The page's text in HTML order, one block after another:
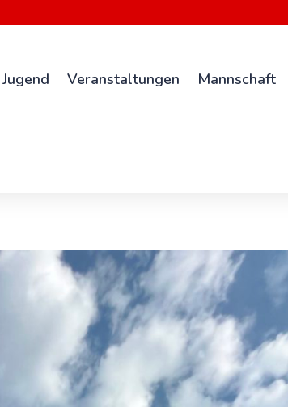
Jugend Veranstaltungen Mannschaft